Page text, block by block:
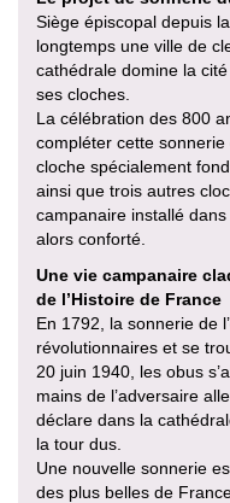
Siège épiscopal depuis
longtemps une ville de
cathédrale domine la
ses cloches.
La célébration des 800
compléter cette
cloche spécialement
ainsi que trois autres
campanaire installé
alors conforté.
Une vie campanaire
de l’Histoire de France
En 1792, la sonnerie de
révolutionnaires et se
20 juin 1940, les obus
mains de l’adversaire
déclare dans la
la tour dus.
Une nouvelle sonnerie
des plus belles de